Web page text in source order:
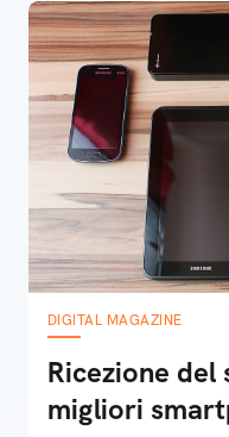
DIGITAL MAGAZINE
Ricezione del
migliori